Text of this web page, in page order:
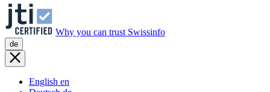
Why you can trust Swissinfo
de
English en